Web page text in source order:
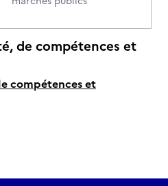
de compétences et
compétences et